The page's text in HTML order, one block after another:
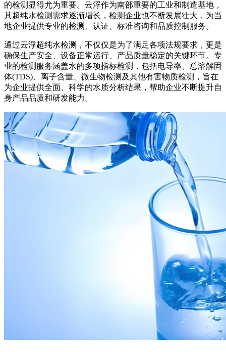
的检测显得尤为重要。云浮作为南部重要的工业和制造基地，
其超纯水检测需求逐渐增长，检测企业也不断发展壮大，为当
地企业提供专业的检测、认证、标准咨询和品质控制服务。
通过云浮超纯水检测，不仅仅是为了满足各项法规要求，更是
确保生产安全、设备正常运行、产品质量稳定的关键环节。专
业的检测服务涵盖水的多项指标检测，包括电导率、总溶解固
体(TDS)、离子含量、微生物检测及其他有害物质检测，旨在
为企业提供全面、科学的水质分析结果，帮助企业不断提升自
身产品品质和研发能力。